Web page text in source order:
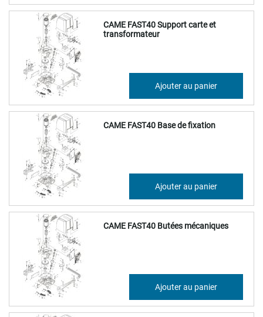
CAME FAST40 Support carte et
transformateur
19,68 €
16,40 € Ajouter au panier
CAME FAST40 Base de fixation
44,97 €
37,47 € Ajouter au panier
CAME FAST40 Butées mécaniques
29,51 €
24,59 € Ajouter au panier